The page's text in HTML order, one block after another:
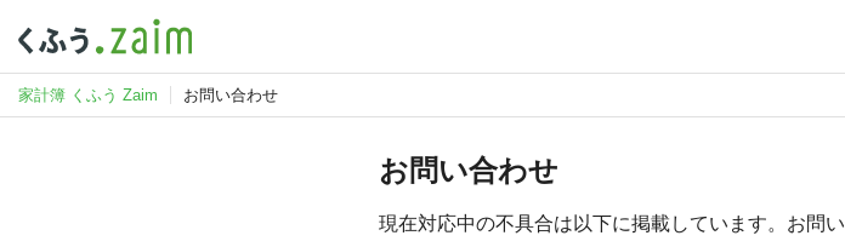
家計簿 くふう Zaim お問い合わせ
お問い合わせ
現在対応中の不具合は以下に掲載しています。お問